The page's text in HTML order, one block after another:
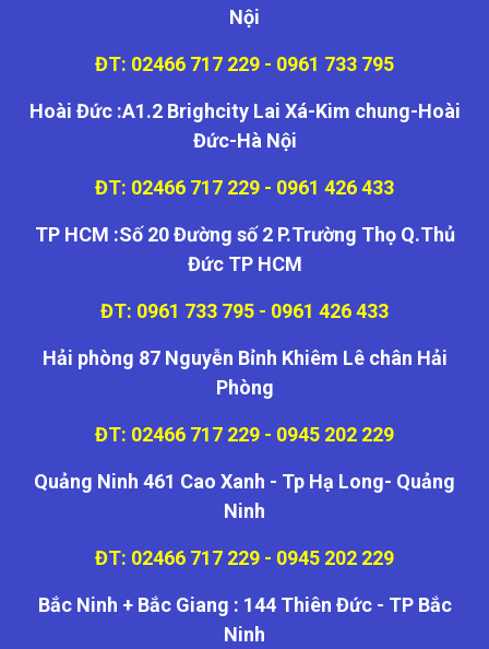
Nội
ĐT: 02466 717 229 - 0961 733 795
Hoài Đức :A1.2 Brighcity Lai Xá-Kim chung-Hoài
Đức-Hà Nội
ĐT: 02466 717 229 - 0961 426 433
TP HCM :Số 20 Đường số 2 P.Trường Thọ Q.Thủ
Đức TP HCM
ĐT: 0961 733 795 - 0961 426 433
Hải phòng 87 Nguyễn Bỉnh Khiêm Lê chân Hải
Phòng
ĐT: 02466 717 229 - 0945 202 229
Quảng Ninh 461 Cao Xanh - Tp Hạ Long- Quảng
Ninh
ĐT: 02466 717 229 - 0945 202 229
Bắc Ninh + Bắc Giang : 144 Thiên Đức - TP Bắc
Ninh